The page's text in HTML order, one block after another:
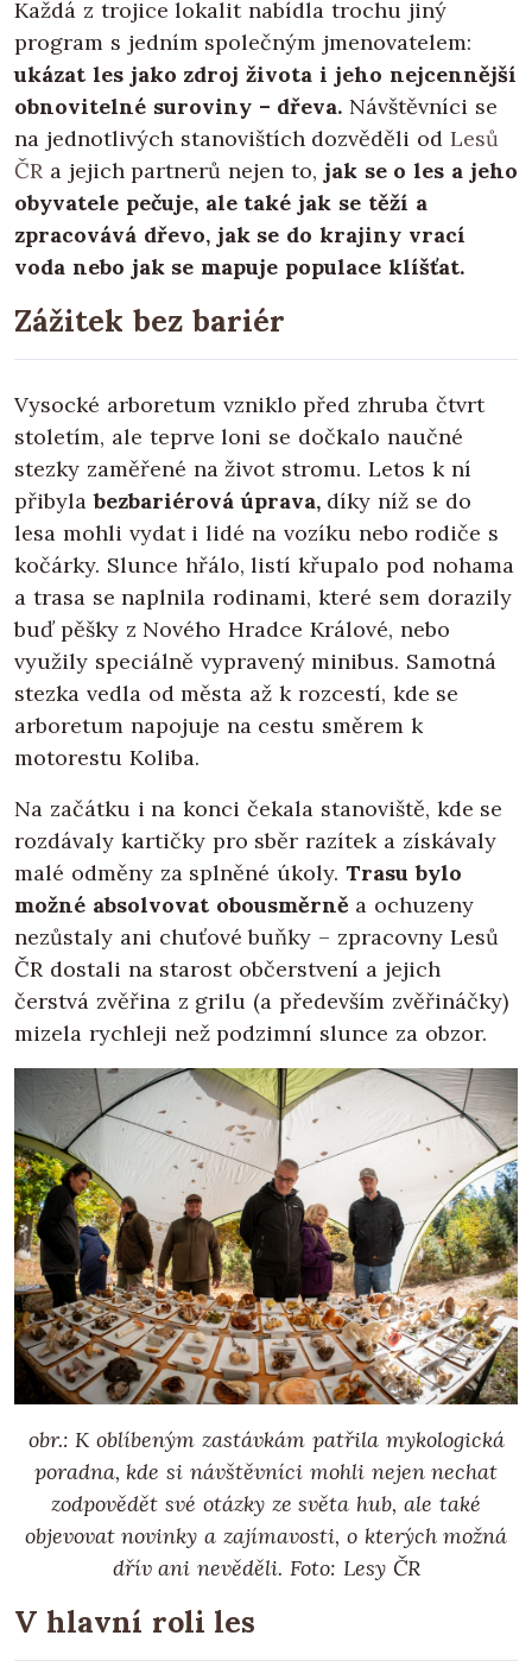
Každá z trojice lokalit nabídla trochu jiný
program s jedním společným jmenovatelem:
ukázat les jako zdroj života i jeho nejcennější
obnovitelné suroviny – dřeva. Návštěvníci se
na jednotlivých stanovištích dozvěděli odLesů
ČR a jejich partnerů nejen to, jak se o les a jeho
obyvatele pečuje, ale také jak se těží a
zpracovává dřevo, jak se do krajiny vrací
voda nebo jak se mapuje populace klíšťat.
Zážitek bez bariér
Vysocké arboretum vzniklo před zhruba čtvrt
stoletím, ale teprve loni se dočkalo naučné
stezky zaměřené na život stromu. Letos k ní
přibylabezbariérová úprava,díky níž se do
lesa mohli vydat i lidé na vozíku nebo rodiče s
kočárky. Slunce hřálo, listí křupalo pod nohama
a trasa se naplnila rodinami, které sem dorazily
buď pěšky z Nového Hradce Králové, nebo
využily speciálně vypravený minibus. Samotná
stezka vedla od města až k rozcestí, kde se
arboretum napojuje na cestu směrem k
motorestu Koliba.
Na začátku i na konci čekala stanoviště, kde se
rozdávaly kartičky pro sběr razítek a získávaly
malé odměny za splněné úkoly. Trasu bylo
možné absolvovat obousměrně a ochuzeny
nezůstaly ani chuťové buňky – zpracovny Lesů
ČR dostali na starost občerstvení a jejich
čerstvá zvěřina z grilu (a především zvěřináčky)
mizela rychleji než podzimní slunce za obzor.
obr.: K oblíbeným zastávkám patřila mykologická
poradna, kde si návštěvníci mohli nejen nechat
zodpovědět své otázky ze světa hub, ale také
objevovat novinky a zajímavosti, o kterých možná
dřív ani nevěděli. Foto: Lesy ČR
V hlavní roli les